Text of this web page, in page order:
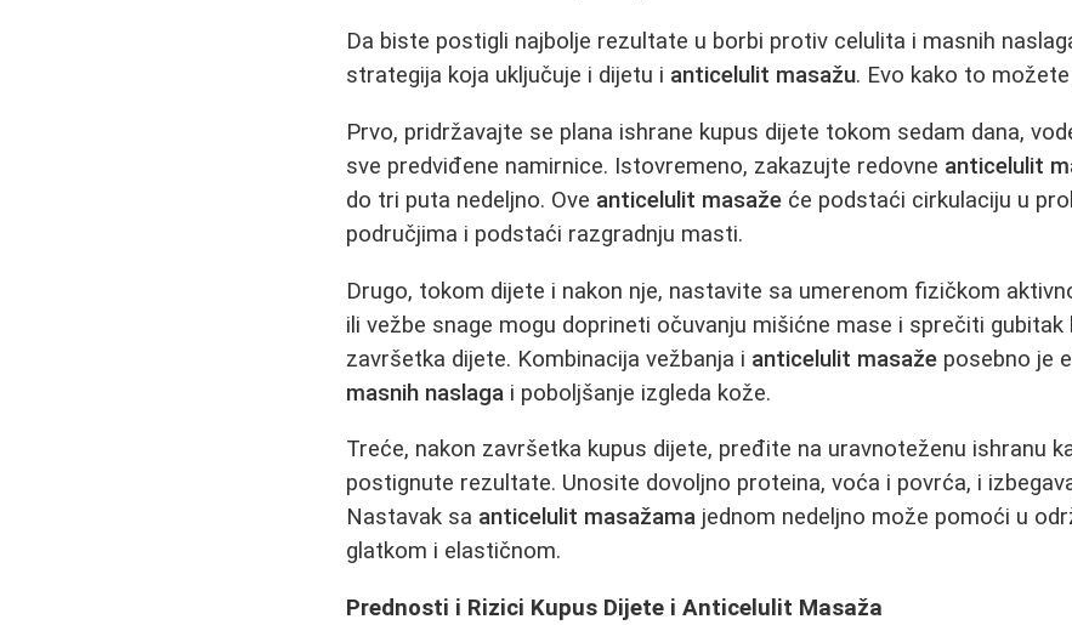
Da biste postigli najbolje rezultate u borbi protiv celulita i masnih
strategija koja uključuje i dijetu i anticelulit masažu. Evo kako to
Prvo, pridržavajte se plana ishrane kupus dijete tokom sedam dana,
sve predviđene namirnice. Istovremeno, zakazujte redovne anticelulit
do tri puta nedeljno. Ove anticelulit masaže će podstaći cirkulaciju u
područjima i podstaći razgradnju masti.
Drugo, tokom dijete i nakon nje, nastavite sa umerenom fizičkom
ili vežbe snage mogu doprineti očuvanju mišićne mase i sprečiti gubitak
završetka dijete. Kombinacija vežbanja i anticelulit masaže posebno je
masnih naslaga i poboljšanje izgleda kože.
Treće, nakon završetka kupus dijete, pređite na uravnoteženu ishranu
postignute rezultate. Unosite dovoljno proteina, voća i povrća, i
Nastavak sa anticelulit masažama jednom nedeljno može pomoći u
glatkom i elastičnom.
Prednosti i Rizici Kupus Dijete i Anticelulit Masaža